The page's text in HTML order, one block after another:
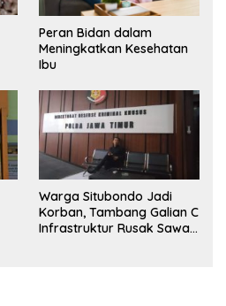
Peran Bidan dalam
Meningkatkan Kesehatan
Ibu
Warga Situbondo Jadi
Korban, Tambang Galian C
Infrastruktur Rusak Sawah